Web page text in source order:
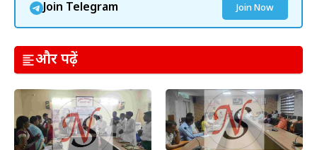
Join Telegram Join Now
और पढ़ें